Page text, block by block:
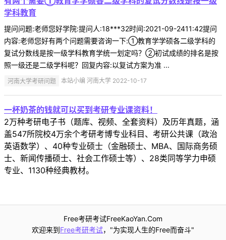
学科教育
提问问题:老师您好学院:提问人:18***32时间:2021-09-2411:42提问
内容:老师您好有两个问题需要咨询一下:①教育学学硕各二级学科的
复试分数线是按一级学科教育学统一划定吗？②初试成绩的排名是按
照一级还是二级学科呢？回复内容:以复试方案为准 ...
河南大学考研问题 本站小编 河南大学 2022-10-17
一杯奶茶的钱就可以买到考研专业课资料！
2万种考研电子书（题库、视频、全套资料）及历年真题，涵
盖547所院校4万余个考研考博专业科目、考研公共课（政治
英语数学）、40种专业硕士（金融硕士、MBA、国际商务硕
士、新闻传播硕士、社会工作硕士等）、28类同等学力申硕
专业、1130种经典教材。
Free考研考试FreeKaoYan.Com
欢迎来到Free考研考试，"为实现人生的Free而奋斗"